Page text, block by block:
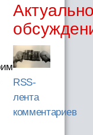
RSS-
лента
комментариев